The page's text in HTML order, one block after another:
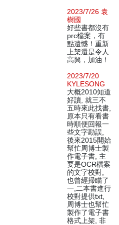
2023/7/26 袁
樹國
好些書都沒有
prc檔案，有
點遺憾！重新
上架還是令人
高興，加油！
2023/7/20
KYLESONG
大概2010知道
好讀, 就三不
五時來此找書,
原本只有看書
時順便回報一
些文字勘誤,
後來2015開始
幫忙周博士製
作電子書, 主
要是OCR檔案
的文字校對,
也曾經掃瞄了
一,二本書進行
校對提供txt,
周博士也幫忙
製作了電子書
格式上架, 非